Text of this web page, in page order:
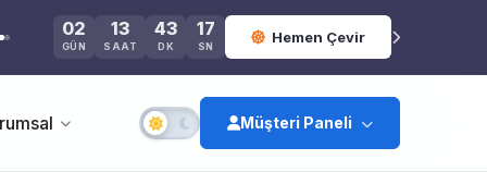
02
GÜN
13
SAAT
43
DK
17
SN
Hemen Çevir
Müşteri Paneli